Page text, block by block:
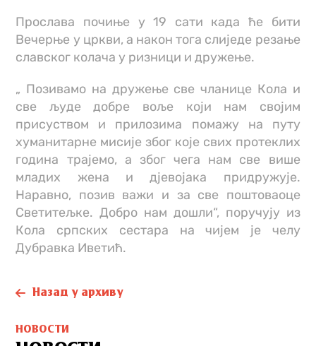
Прослава почиње у 19 сати када ће бити
Вечерње у цркви, а након тога слиједе резање
славског колача у ризници и дружење.
„ Позивамо на дружење све чланице Кола и
све људе добре воље који нам својим
присуством и прилозима помажу на путу
хуманитарне мисије због које свих протеклих
година трајемо, а због чега нам све више
младих жена и дјевојака придружује.
Наравно, позив важи и за све поштоваоце
Cветитељке. Добро нам дошли“, поручују из
Кола српских сестара на чијем је челу
Дубравка Иветић.
Назад у архиву
НОВОСТИ